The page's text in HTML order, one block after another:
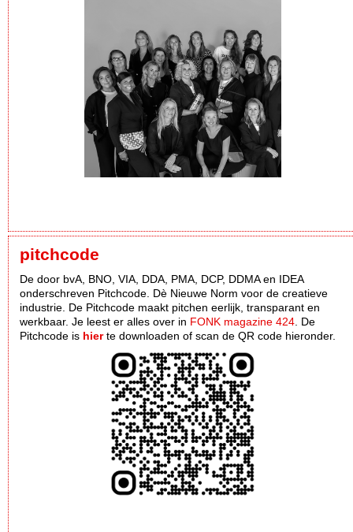
pitchcode
De door bvA, BNO, VIA, DDA, PMA, DCP, DDMA en IDEA
onderschreven Pitchcode. Dè Nieuwe Norm voor de creatieve
industrie. De Pitchcode maakt pitchen eerlijk, transparant en
werkbaar. Je leest er alles over in FONK magazine 424 . De
Pitchcode is hierte downloaden of scan de QR code hieronder.